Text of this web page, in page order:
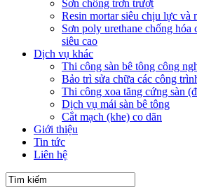
Sơn chống trơn trượt
Resin mortar siêu chịu lực và
Sơn poly urethane chống hóa
siêu cao
Dịch vụ khác
Thi công sàn bê tông công
Bảo trì sửa chữa các công
Thi công xoa tăng cứng sàn
Dịch vụ mái sàn bê tông
Cắt mạch (khe) co dãn
Giới thiệu
Tin tức
Liên hệ